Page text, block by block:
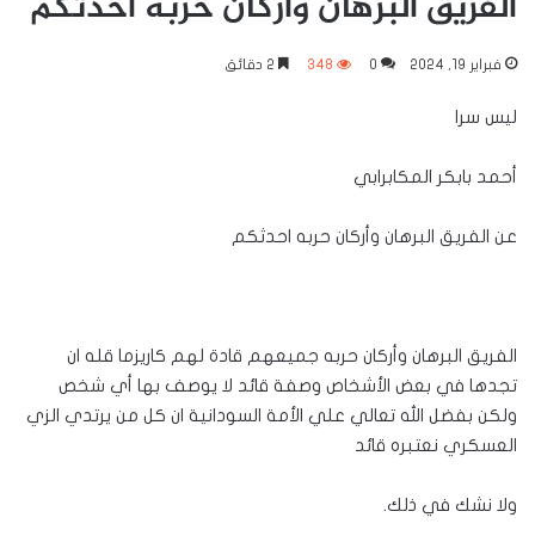
فبراير 19, 2024 0
348
ليس سرا
أحمد بابكر المكابرابي
عن الفريق البرهان وأركان حربه احدثكم
الفريق البرهان وأركان حربه جميعهم قادة لهم كاريزما قله ان
تجدها في بعض الأشخاص وصفة قائد لا يوصف بها أي شخص
ولكن بفضل الله تعالي علي الأمة السودانية ان كل من يرتدي الزي
العسكري نعتبره قائد
ولا نشك في ذلك.